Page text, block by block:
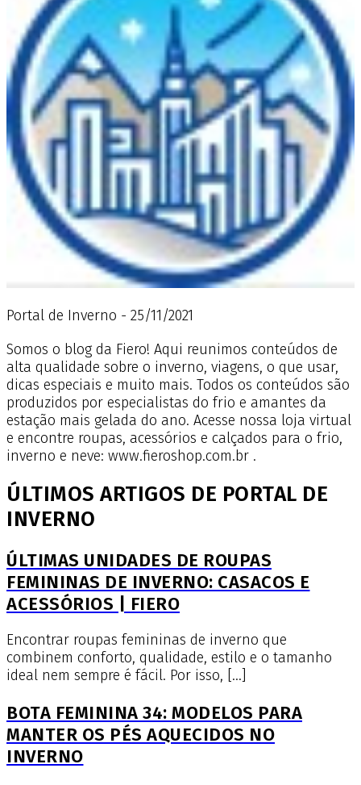
Portal de Inverno - 25/11/2021
Somos o blog da Fiero! Aqui reunimos conteúdos de
alta qualidade sobre o inverno, viagens, o que usar,
dicas especiais e muito mais. Todos os conteúdos são
produzidos por especialistas do frio e amantes da
estação mais gelada do ano. Acesse nossa loja virtual
e encontre roupas, acessórios e calçados para o frio,
inverno e neve: www.fieroshop.com.br .
ÚLTIMOS ARTIGOS DE PORTAL DE
INVERNO
ÚLTIMAS UNIDADES DE ROUPAS
FEMININAS DE INVERNO: CASACOS E
ACESSÓRIOS | FIERO
Encontrar roupas femininas de inverno que
combinem conforto, qualidade, estilo e o tamanho
ideal nem sempre é fácil. Por isso, […]
BOTA FEMININA 34: MODELOS PARA
MANTER OS PÉS AQUECIDOS NO
INVERNO